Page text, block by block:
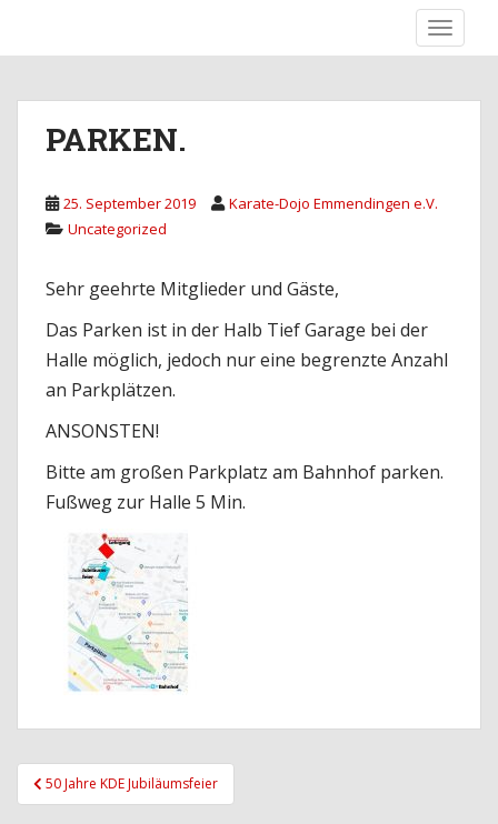
i
PARKEN.
25. September 2019
Karate-Dojo Emmendingen e.V.
Uncategorized
Sehr geehrte Mitglieder und Gäste,
Das Parken ist in der Halb Tief Garage bei der
Halle möglich, jedoch nur eine begrenzte Anzahl
an Parkplätzen.
ANSONSTEN!
Bitte am großen Parkplatz am Bahnhof parken.
Fußweg zur Halle 5 Min.
Beitrags-
Navigation
50 Jahre KDE Jubiläumsfeier